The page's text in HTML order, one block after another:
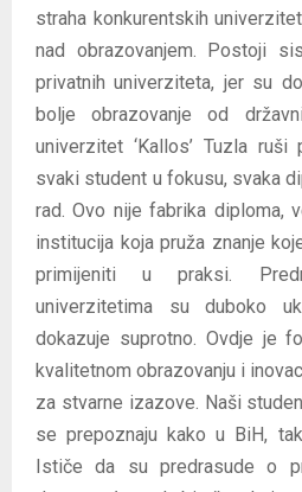
straha konkurentskih
nad obrazovanjem. Postoji
privatnih univerziteta, jer su
bolje obrazovanje od
univerzitet ‘Kallos’ Tuzla
svaki student u fokusu, svaka
rad. Ovo nije fabrika diploma,
institucija koja pruža znanje
primijeniti u praksi.
univerzitetima su duboko
dokazuje suprotno. Ovdje je
kvalitetnom obrazovanju i
za stvarne izazove. Naši
se prepoznaju kako u BiH,
Ističe da su predrasude o